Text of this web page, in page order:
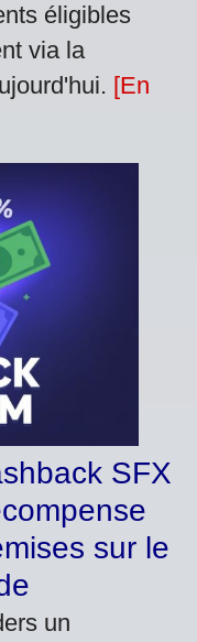
éligibles
via la
[En
SFX
sur le
un